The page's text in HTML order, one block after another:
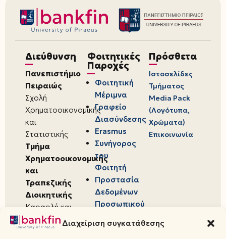
Διαχείριση συγκατάθεσης
Διεύθυνση
Πανεπιστήμιο
Πειραιώς
Σχολή
Χρηματοοικονομικής
και
Στατιστικής
Τμήμα
Χρηματοοικονομικής
και
Τραπεζικής
Διοικητικής
Καραολή και
Δημητρίου 80,
18534,
Φοιτητικές
Παροχές
Φοιτητική
Μέριμνα
Γραφείο
Διασύνδεσης
Erasmus
Συνήγορος
του
Φοιτητή
Προστασία
Δεδομένων
Προσωπικού
Πρόσθετα
Ιστοσελίδες
Τμήματος
Media Pack
(Λογότυπα,
Χρώματα)
Επικοινωνία